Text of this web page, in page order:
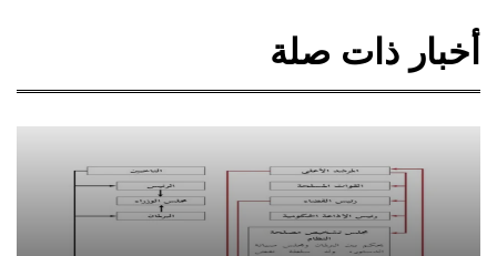
أخبار ذات صلة